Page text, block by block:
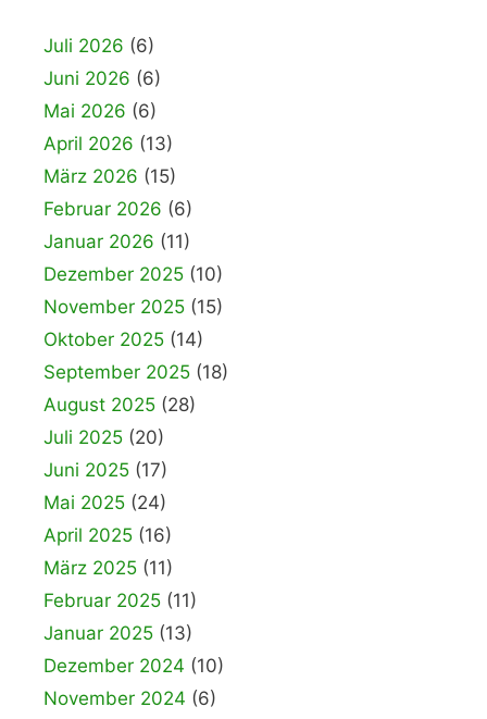
Juli 2026 (6)
Juni 2026 (6)
Mai 2026 (6)
April 2026 (13)
März 2026 (15)
Februar 2026 (6)
Januar 2026 (11)
Dezember 2025 (10)
November 2025 (15)
Oktober 2025 (14)
September 2025 (18)
August 2025 (28)
Juli 2025 (20)
Juni 2025 (17)
Mai 2025 (24)
April 2025 (16)
März 2025 (11)
Februar 2025 (11)
Januar 2025 (13)
Dezember 2024 (10)
November 2024 (6)